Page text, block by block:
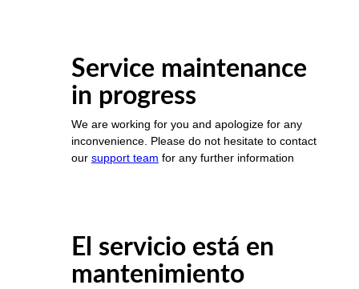
Service maintenance
in progress
We are working for you and apologize for any
inconvenience. Please do not hesitate to contact
our support team for any further information
El servicio está en
mantenimiento